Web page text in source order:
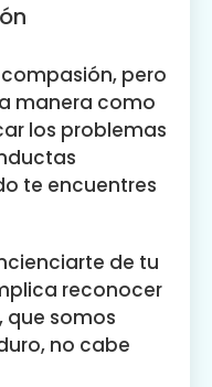
pero
manera como
los problemas
te encuentres
de tu
reconocer
que somos
no cabe